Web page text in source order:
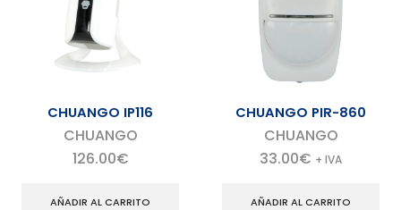
CHUANGO IP116
CHUANGO
126.00€
AÑADIR AL CARRITO
CHUANGO PIR-860
CHUANGO
33.00€ + IVA
AÑADIR AL CARRITO